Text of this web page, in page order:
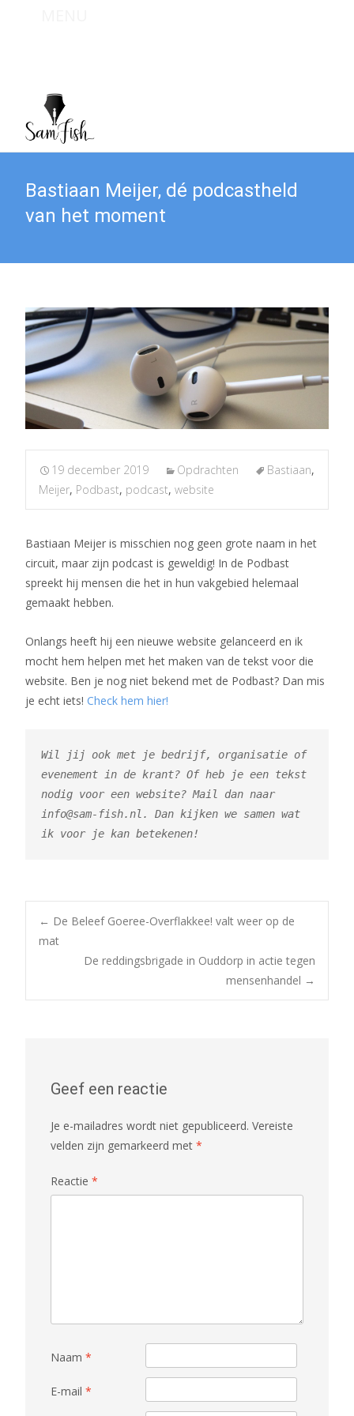
Bastiaan Meijer, dé podcastheld
van het moment
19 december 2019 Opdrachten Bastiaan,
Meijer, Podbast, podcast, website
Bastiaan Meijer is misschien nog geen grote naam in het
circuit, maar zijn podcast is geweldig! In de Podbast
spreekt hij mensen die het in hun vakgebied helemaal
gemaakt hebben.
Onlangs heeft hij een nieuwe website gelanceerd en ik
mocht hem helpen met het maken van de tekst voor die
website. Ben je nog niet bekend met de Podbast? Dan mis
je echt iets! Check hem hier!
Wil jij ook met je bedrijf, organisatie of
evenement in de krant? Of heb je een tekst
nodig voor een website? Mail dan naar
info@sam-fish.nl. Dan kijken we samen wat
ik voor je kan betekenen!
Post
navigation
← De Beleef Goeree-Overflakkee! valt weer op de
mat
De reddingsbrigade in Ouddorp in actie tegen
mensenhandel →
Geef een reactie
Je e-mailadres wordt niet gepubliceerd. Vereiste
velden zijn gemarkeerd met *
Reactie *
Naam *
E-mail *